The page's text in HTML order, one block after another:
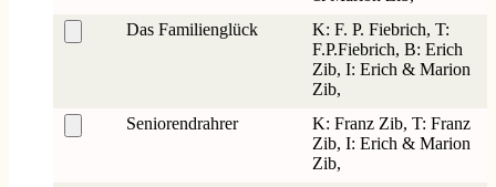
Das Familienglück
K: F. P. Fiebrich, T:
F.P.Fiebrich, B: Erich
Zib, I: Erich & Marion
Zib,
Seniorendrahrer
K: Franz Zib, T: Franz
Zib, I: Erich & Marion
Zib,